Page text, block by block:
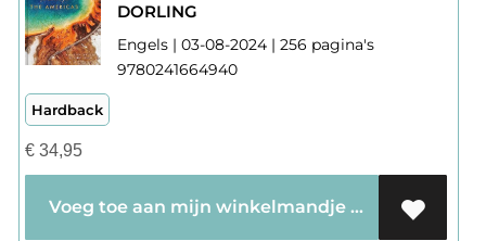
DORLING
Engels | 03-08-2024 | 256 pagina's
9780241664940
Hardback
€34,95
Voeg toe aan mijn winkelmandje